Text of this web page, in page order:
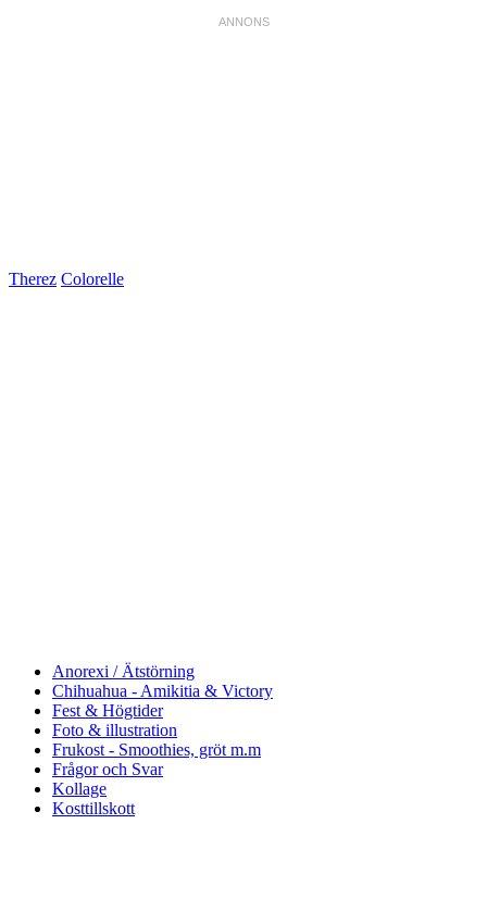
Therez Colorelle
Anorexi / Ätstörning
Chihuahua - Amikitia & Victory
Fest & Högtider
Foto & illustration
Frukost - Smoothies, gröt m.m
Frågor och Svar
Kollage
Kosttillskott